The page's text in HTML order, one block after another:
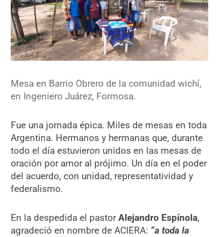
Mesa en Barrio Obrero de la comunidad wichí,
en Ingeniero Juárez, Formosa.
Fue una jornada épica. Miles de mesas en toda
Argentina. Hermanos y hermanas que, durante
todo el día estuvieron unidos en las mesas de
oración por amor al prójimo. Un día en el poder
del acuerdo, con unidad, representatividad y
federalismo.
En la despedida el pastorAlejandro Espínola,
agradeció en nombre de ACIERA: “a toda la